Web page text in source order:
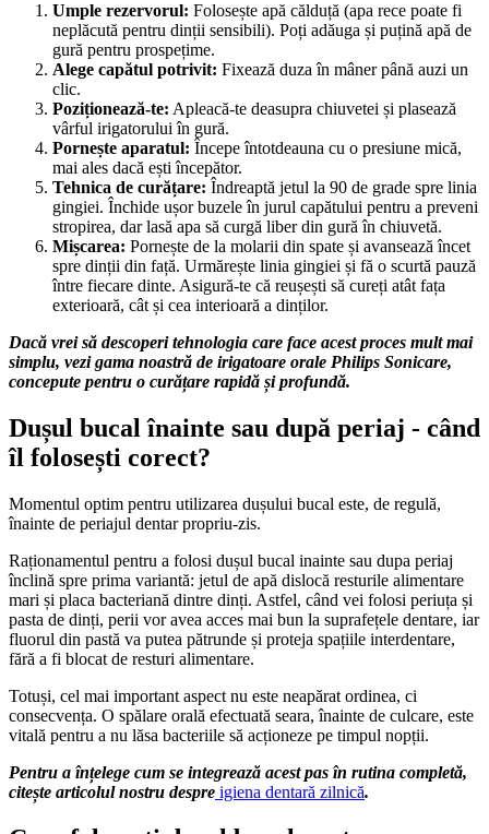
Umple rezervorul: Folosește apă călduță (apa rece poate fi
neplăcută pentru dinții sensibili). Poți adăuga și puțină apă de
gură pentru prospețime.
Alege capătul potrivit: Fixează duza în mâner până auzi un
clic.
Poziționează-te: Apleacă-te deasupra chiuvetei și plasează
vârful irigatorului în gură.
Pornește aparatul: Începe întotdeauna cu o presiune mică,
mai ales dacă ești începător.
Tehnica de curățare: Îndreaptă jetul la 90 de grade spre linia
gingiei. Închide ușor buzele în jurul capătului pentru a preveni
stropirea, dar lasă apa să curgă liber din gură în chiuvetă.
Mișcarea: Pornește de la molarii din spate și avansează încet
spre dinții din față. Urmărește linia gingiei și fă o scurtă pauză
între fiecare dinte. Asigură-te că reușești să cureți atât fața
exterioară, cât și cea interioară a dinților.
Dacă vrei să descoperi tehnologia care face acest proces mult mai
simplu, vezi gama noastră de irigatoare orale Philips Sonicare,
concepute pentru o curățare rapidă și profundă.
Dușul bucal înainte sau după periaj - când
îl folosești corect?
Momentul optim pentru utilizarea dușului bucal este, de regulă,
înainte de periajul dentar propriu-zis.
Raționamentul pentru a folosi dușul bucal inainte sau dupa periaj
înclină spre prima variantă: jetul de apă dislocă resturile alimentare
mari și placa bacteriană dintre dinți. Astfel, când vei folosi periuța și
pasta de dinți, perii vor avea acces mai bun la suprafețele dentare, iar
fluorul din pastă va putea pătrunde și proteja spațiile interdentare,
fără a fi blocat de resturi alimentare.
Totuși, cel mai important aspect nu este neapărat ordinea, ci
consecvența. O spălare orală efectuată seara, înainte de culcare, este
vitală pentru a nu lăsa bacteriile să acționeze pe timpul nopții.
Pentru a înțelege cum se integrează acest pas în rutina completă,
citește articolul nostru despre igiena dentară zilnică.